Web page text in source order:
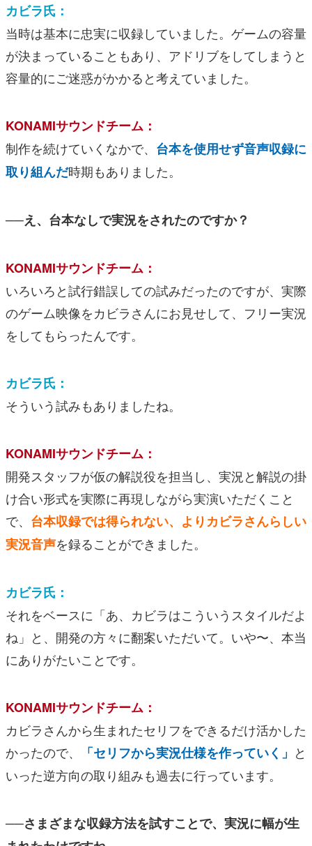
カビラ氏：
当時は基本に忠実に収録していました。ゲームの容量
が決まっていることもあり、アドリブをしてしまうと
容量的にご迷惑がかかると考えていました。
KONAMIサウンドチーム：
制作を続けていくなかで、 台本を使用せず音声収録に
取り組んだ時期もありました。
──え、台本なしで実況をされたのですか？
KONAMIサウンドチーム：
いろいろと試行錯誤しての試みだったのですが、実際
のゲーム映像をカビラさんにお見せして、フリー実況
をしてもらったんです。
カビラ氏：
そういう試みもありましたね。
KONAMIサウンドチーム：
開発スタッフが仮の解説役を担当し、実況と解説の掛
け合い形式を実際に再現しながら実演いただくこと
で、 台本収録では得られない、よりカビラさんらしい
実況音声を録ることができました。
カビラ氏：
それをベースに「あ、カビラはこういうスタイルだよ
ね」と、開発の方々に翻案いただいて。いや〜、本当
にありがたいことです。
KONAMIサウンドチーム：
カビラさんから生まれたセリフをできるだけ活かした
かったので、
「セリフから実況仕様を作っていく」 と
いった逆方向の取り組みも過去に行っています。
──さまざまな収録方法を試すことで、実況に幅が生